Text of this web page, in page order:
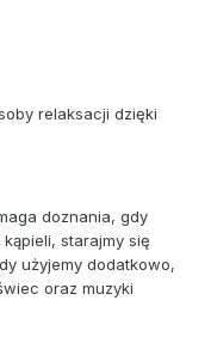
relaksacji dzięki
doznania, gdy
starajmy się
użyjemy dodatkowo,
oraz muzyki